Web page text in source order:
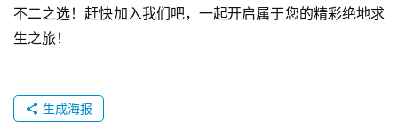
不二之选！赶快加入我们吧，一起开启属于您的精彩绝地求
生之旅！
生成海报